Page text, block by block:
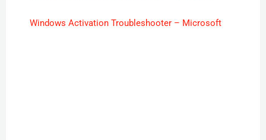
Windows Activation Troubleshooter – Microsoft